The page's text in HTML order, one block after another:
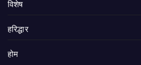
विशेष
हरिद्धार
होम